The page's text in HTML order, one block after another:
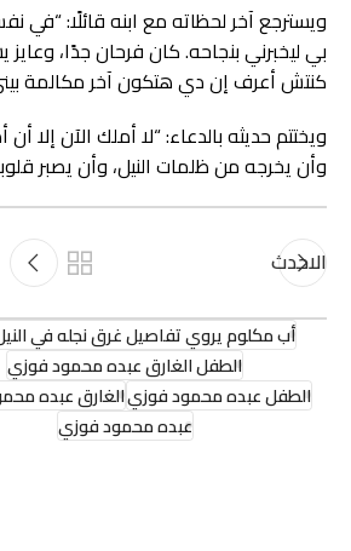
ويسترجع آخر لحظاته مع ابنه قائلًا:
بي ليخبرني بنجاحه. كان فرحان جدًا،
كنتش أعرف إن دي هتكون آخر مكالمة
ويختتم حديثه بالدعاء: “لا أملك الآن إلا أن
وأن يخرجه من ظلمات النيل، وأن يصبر
الاحدث
أب مكلوم يروي تفاصيل غرق نجله في
الطفل الغارق عبده محمود فوزي
الطفل عبده محمود فوزيالغارق عبده
عبده محمود فوزي